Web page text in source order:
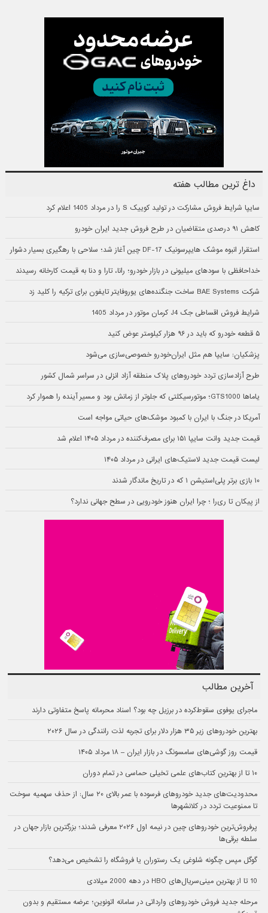
داغ ترین مطالب هفته
سایپا شرایط فروش مشارکت در تولید کوییک S را در مرداد 1405 اعلام کرد
کاهش ۹۱ درصدی متقاضیان در طرح فروش جدید ایران خودرو
استقرار انبوه موشک هایپرسونیک DF-17 چین آغاز شد؛ سلاحی با رهگیری بسیار دشوار
خداحافظی با سودهای میلیونی در بازار خودرو؛ رانا، تارا و دنا به قیمت کارخانه رسیدند
شرکت BAE Systems ساخت جنگنده‌های یوروفایتر تایفون برای ترکیه را کلید زد
شرایط فروش اقساطی جک J4 کرمان موتور در مرداد 1405
۵ قطعه خودرو که باید در ۹۶ هزار کیلومتر عوض کنید
پزشکیان: سایپا هم مثل ایران‌خودرو خصوصی‌سازی می‌شود
طرح آزادسازی تردد خودروهای پلاک منطقه آزاد انزلی در سراسر شمال کشور
یاماها GTS1000؛ موتورسیکلتی که جلوتر از زمانش بود و مسیر آینده را هموار کرد
آمریکا در جنگ با ایران با کمبود موشک‌های حیاتی مواجه است
قیمت جدید وانت سایپا ۱۵۱ برای مصرف‌کننده در مرداد ۱۴۰۵ اعلام شد
لیست قیمت جدید لاستیک‌های ایرانی در مرداد ۱۴۰۵
۱۰ بازی برتر پلی‌استیشن ۱ که در تاریخ ماندگار شدند
از پیکان تا ری‌را ؛ چرا ایران هنوز خودرویی در سطح جهانی ندارد؟
آخرین مطالب
ماجرای یوفوی سقوط‌کرده در برزیل چه بود؟ اسناد محرمانه پاسخ متفاوتی دارند
بهترین خودروهای زیر ۳۵ هزار دلار برای تجربه لذت رانندگی در سال ۲۰۲۶
قیمت روز گوشی‌های سامسونگ در بازار ایران – ۱۸ مرداد ۱۴۰۵
۱۰ تا از بهترین کتاب‌های علمی تخیلی حماسی در تمام دوران
محدودیت‌های جدید خودروهای فرسوده با عمر بالای ۲۰ سال: از حذف سهمیه سوخت
تا ممنوعیت تردد در کلانشهرها
پرفروش‌ترین خودروهای چین در نیمه اول ۲۰۲۶ معرفی شدند؛ بزرگترین بازار جهان در
سلطه برقی‌ها
گوگل مپس چگونه شلوغی یک رستوران یا فروشگاه را تشخیص می‌دهد؟
10 تا از بهترین مینی‌سریال‌های HBO در دهه 2000 میلادی
مرحله جدید فروش خودروهای وارداتی در سامانه اتونوین؛ عرضه مستقیم و بدون